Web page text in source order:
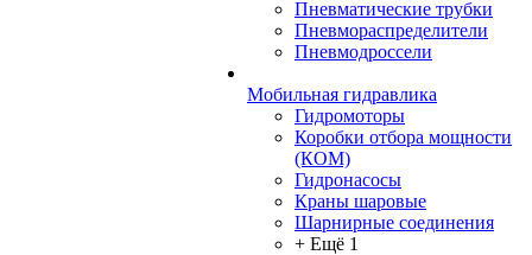
Пневматические трубки
Пневмораспределители
Пневмодроссели
Мобильная гидравлика
Гидромоторы
Коробки отбора мощности
(КОМ)
Гидронасосы
Краны шаровые
Шарнирные соединения
+ Ещё 1